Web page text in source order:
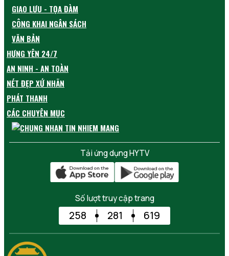
GIAO LƯU - TỌA ĐÀM
CÔNG KHAI NGÂN SÁCH
VĂN BẢN
HƯNG YÊN 24/7
AN NINH - AN TOÀN
NÉT ĐẸP XỨ NHÃN
PHÁT THANH
CÁC CHUYÊN MỤC
Tải ứng dụng HYTV
Số lượt truy cập trang
258 281 619